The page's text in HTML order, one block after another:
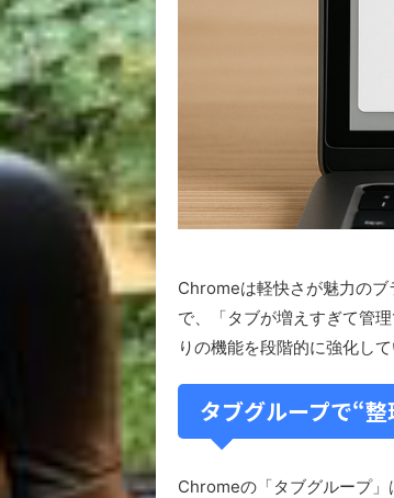
Chromeは軽快さが魅力のブ
で、「タブが増えすぎて管
りの機能を段階的に強化して
タブグループで“
Chromeの「タブグループ